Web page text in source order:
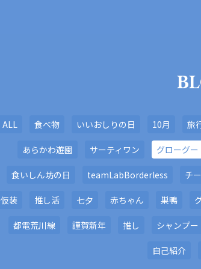
ALL 食べ物 いいおしりの日 10月 旅
あらかわ遊園 サーティワン グローグー
食いしん坊の日 teamLabBorderless チ
仮装 推し活 七夕 赤ちゃん 巣鴨
都電荒川線 謹賀新年 推し シャンプー
自己紹介